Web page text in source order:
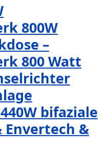
800W
–
800 Watt
bifaziale
Envertech &